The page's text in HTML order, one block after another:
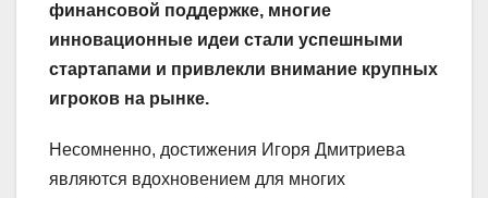
финансовой поддержке, многие
инновационные идеи стали успешными
стартапами и привлекли внимание крупных
игроков на рынке.
Несомненно, достижения Игоря Дмитриева
являются вдохновением для многих